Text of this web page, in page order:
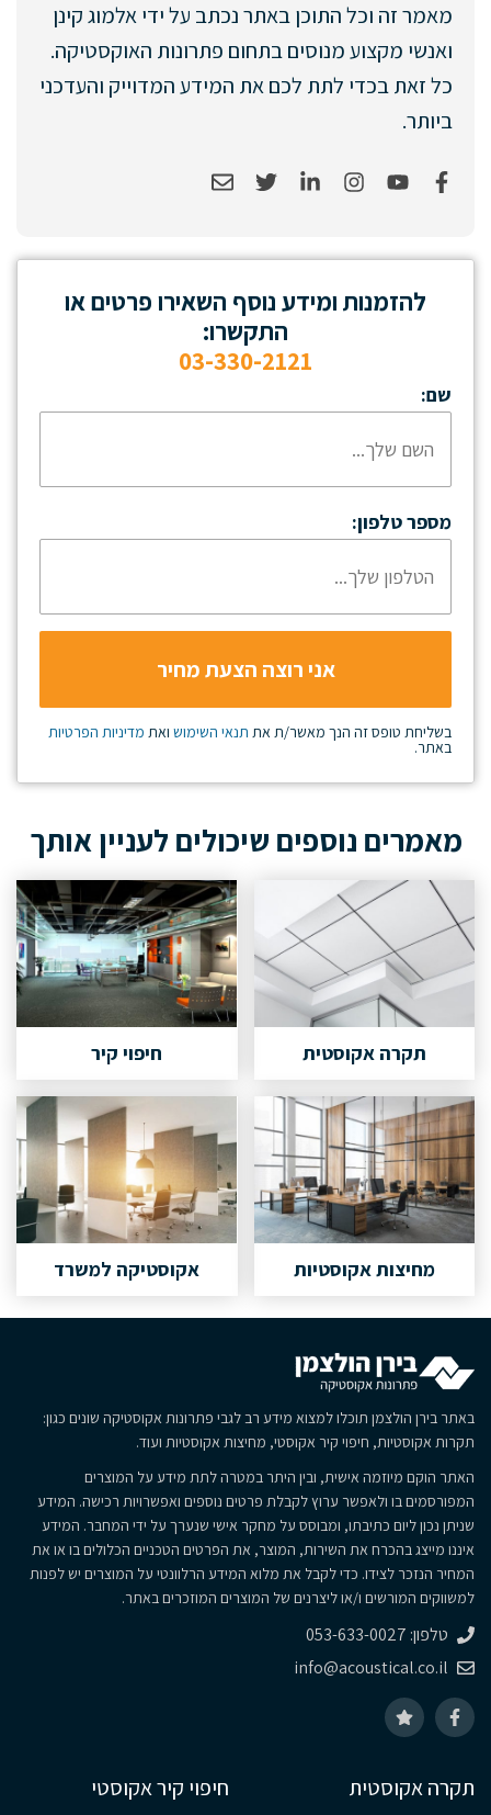
מאמר זה וכל התוכן באתר נכתב על ידי אלמוג קינן
ואנשי מקצוע מנוסים בתחום פתרונות האוקסטיקה.
כל זאת בכדי לתת לכם את המידע המדוייק והעדכני
ביותר.
להזמנות ומידע נוסף השאירו פרטים או
התקשרו:
03-330-2121
שם:
מספר טלפון:
בשליחת טופס זה הנך מאשר/ת את תנאי השימוש ואת מדיניות הפרטיות
באתר.
מאמרים נוספים שיכולים לעניין אותך
תקרה אקוסטית חיפוי קיר
מחיצות אקוסטיות אקוסטיקה למשרד
באתר בירן הולצמן תוכלו למצוא מידע רב לגבי פתרונות אקוסטיקה שונים כגון:
תקרות אקוסטיות, חיפוי קיר אקוסטי, מחיצות אקוסטיות ועוד.
האתר הוקם מיוזמה אישית, ובין היתר במטרה לתת מידע על המוצרים
המפורסמים בו ולאפשר ערוץ לקבלת פרטים נוספים ואפשרויות רכישה. המידע
שניתן נכון ליום כתיבתו, ומבוסס על מחקר אישי שנערך על ידי המחבר. המידע
איננו מייצג בהכרח את השירות, המוצר, את הפרטים הטכניים הכלולים בו או את
המחיר הנזכר לצידו. כדי לקבל את מלוא המידע הרלוונטי על המוצרים יש לפנות
למשווקים המורשים ו/או ליצרנים של המוצרים המוזכרים באתר.
טלפון: 053-633-0027
info@acoustical.co.il
תקרה אקוסטית חיפוי קיר אקוסטי